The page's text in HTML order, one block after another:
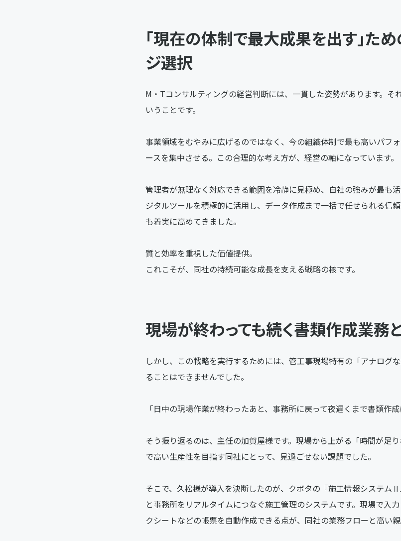
「現在の体制で最大成果を出す」た
ジ選択
M・Tコンサルティングの経営判断には、一貫した姿勢があります。そ
いうことです。
事業領域をむやみに広げるのではなく、今の組織体制で最も高いパフ
ースを集中させる。この合理的な考え方が、経営の軸になっています。
管理者が無理なく対応できる範囲を冷静に見極め、自社の強みが最も
ジタルツールを積極的に活用し、データ作成まで一括で任せられる信
も着実に高めてきました。
質と効率を重視した価値提供。
これこそが、同社の持続可能な成長を支える戦略の核です。
現場が終わっても続く書類作成業務
しかし、この戦略を実行するためには、管工事現場特有の「アナログ
ることはできませんでした。
「日中の現場作業が終わったあと、事務所に戻って夜遅くまで書類作
そう振り返るのは、主任の加賀屋様です。現場から上がる「時間が足
で高い生産性を目指す同社にとって、見過ごせない課題でした。
そこで、久松様が導入を決断したのが、クボタの『施工情報システム
と事務所をリアルタイムにつなぐ施工管理のシステムです。現場で入
クシートなどの帳票を自動作成できる点が、同社の業務フローと高い親